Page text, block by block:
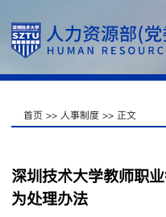
首页 人事制度 正文
深圳技术大学教师职
为处理办法